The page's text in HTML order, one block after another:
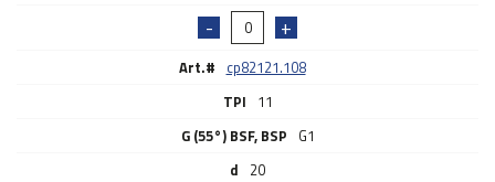
Art.# cp82121.108
TPI 11
G (55°) BSF, BSP G1
d 20